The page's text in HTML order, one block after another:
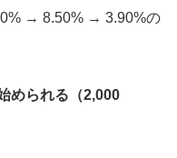
→ 8.50% → 3.90%の
められる（2,000